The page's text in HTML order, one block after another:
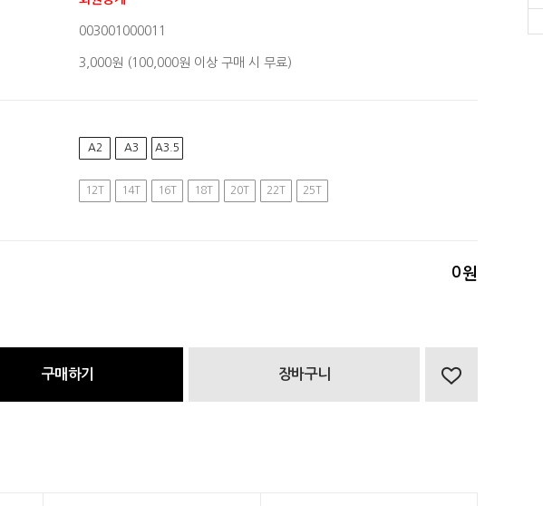
003001000011
3,000원 (100,000원 이상 구매 시 무료)
A2 A3 A3.5
12T 14T 16T 18T 20T 22T 25T
0원
구매하기 장바구니